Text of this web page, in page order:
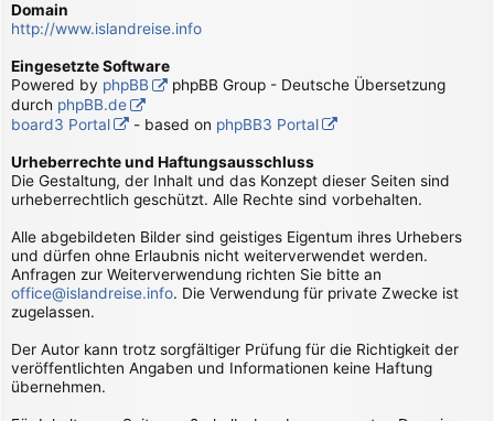
Domain
http://www.islandreise.info
Eingesetzte Software
Powered by phpBB
phpBB Group - Deutsche Übersetzung
durch phpBB.de
board3 Portal
- based on phpBB3 Portal
Urheberrechte und Haftungsausschluss
Die Gestaltung, der Inhalt und das Konzept dieser Seiten sind
urheberrechtlich geschützt. Alle Rechte sind vorbehalten.
Alle abgebildeten Bilder sind geistiges Eigentum ihres Urhebers
und dürfen ohne Erlaubnis nicht weiterverwendet werden.
Anfragen zur Weiterverwendung richten Sie bitte an
office@islandreise.info. Die Verwendung für private Zwecke ist
zugelassen.
Der Autor kann trotz sorgfältiger Prüfung für die Richtigkeit der
veröffentlichten Angaben und Informationen keine Haftung
übernehmen.